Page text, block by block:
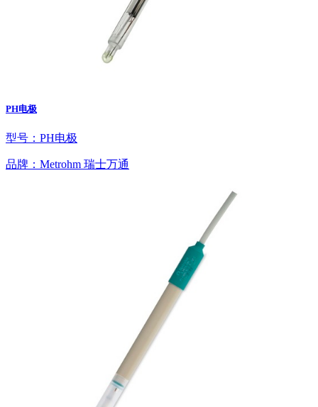
PH电极
型号：PH电极
品牌：Metrohm 瑞士万通